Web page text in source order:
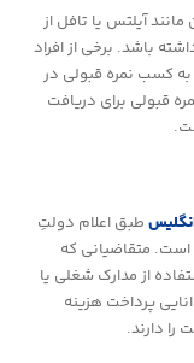
آیلتس یا تافل از
باشد. برخی از افراد
کسب نمره قبولی در
قبولی برای دریافت
طبق اعلام دولتِ
یک سال است. متقاضیانی که
از مدارک شغلی یا
پرداخت هزینه